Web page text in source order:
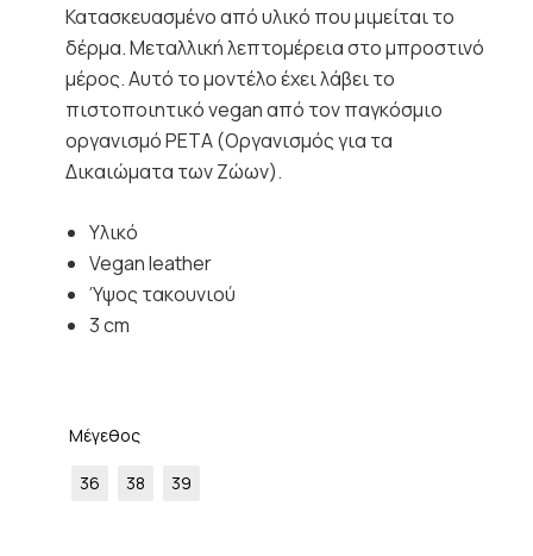
Κατασκευασμένο από υλικό που μιμείται το
δέρμα. Μεταλλική λεπτομέρεια στο μπροστινό
μέρος. Αυτό το μοντέλο έχει λάβει το
πιστοποιητικό vegan από τον παγκόσμιο
οργανισμό PETA (Οργανισμός για τα
Δικαιώματα των Ζώων).
Υλικό
Vegan leather
Ύψος τακουνιού
3 cm
Μέγεθος
36 38 39